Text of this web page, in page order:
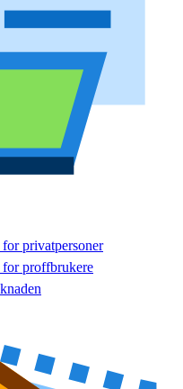
privatpersoner
proffbrukere